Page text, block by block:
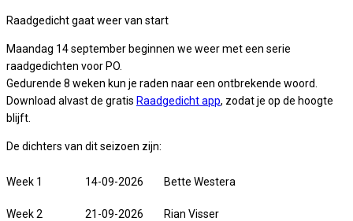
Raadgedicht gaat weer van start
Maandag 14 september beginnen we weer met een serie
raadgedichten voor PO.
Gedurende 8 weken kun je raden naar een ontbrekende woord.
Download alvast de gratis Raadgedicht app, zodat je op de hoogte
blijft.
De dichters van dit seizoen zijn:
Week 1 14-09-2026 Bette Westera
Week 2 21-09-2026 Rian Visser